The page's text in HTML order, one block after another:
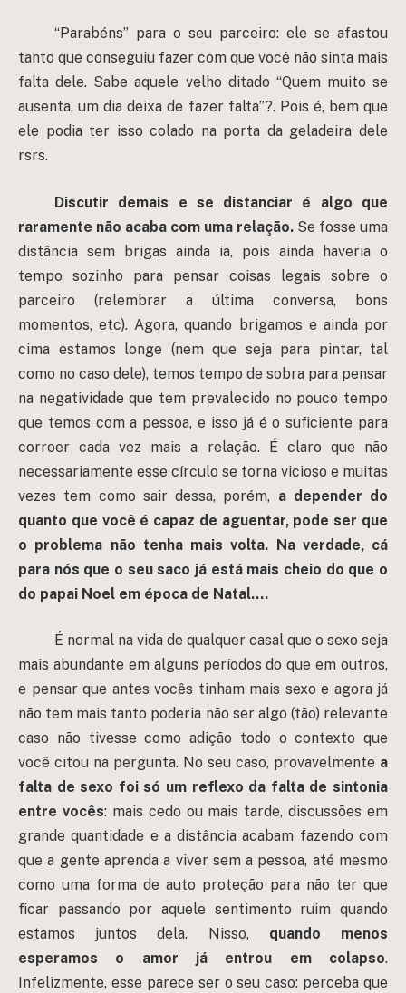
“Parabéns” para o seu parceiro: ele se afastou
tanto que conseguiu fazer com que você não sinta mais
falta dele. Sabe aquele velho ditado “Quem muito se
ausenta, um dia deixa de fazer falta”?. Pois é, bem que
ele podia ter isso colado na porta da geladeira dele
rsrs.
Discutir demais e se distanciar é algo que
raramente não acaba com uma relação. Se fosse uma
distância sem brigas ainda ia, pois ainda haveria o
tempo sozinho para pensar coisas legais sobre o
parceiro (relembrar a última conversa, bons
momentos, etc). Agora, quando brigamos e ainda por
cima estamos longe (nem que seja para pintar, tal
como no caso dele), temos tempo de sobra para pensar
na negatividade que tem prevalecido no pouco tempo
que temos com a pessoa, e isso já é o suficiente para
corroer cada vez mais a relação. É claro que não
necessariamente esse círculo se torna vicioso e muitas
vezes tem como sair dessa, porém, a depender do
quanto que você é capaz de aguentar, pode ser que
o problema não tenha mais volta. Na verdade, cá
para nós que o seu saco já está mais cheio do que o
do papai Noel em época de Natal….
É normal na vida de qualquer casal que o sexo seja
mais abundante em alguns períodos do que em outros,
e pensar que antes vocês tinham mais sexo e agora já
não tem mais tanto poderia não ser algo (tão) relevante
caso não tivesse como adição todo o contexto que
você citou na pergunta. No seu caso, provavelmente a
falta de sexo foi só um reflexo da falta de sintonia
entre vocês: mais cedo ou mais tarde, discussões em
grande quantidade e a distância acabam fazendo com
que a gente aprenda a viver sem a pessoa, até mesmo
como uma forma de auto proteção para não ter que
ficar passando por aquele sentimento ruim quando
estamos juntos dela. Nisso,quando menos
esperamos o amor já entrou em colapso.
Infelizmente, esse parece ser o seu caso: perceba que